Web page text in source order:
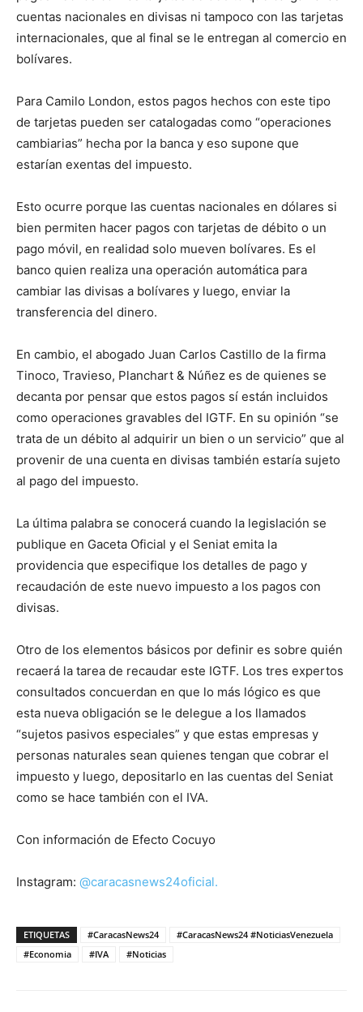
cuentas nacionales en divisas ni tampoco con las tarjetas
internacionales, que al final se le entregan al comercio en
bolívares.
Para Camilo London, estos pagos hechos con este tipo
de tarjetas pueden ser catalogadas como “operaciones
cambiarias” hecha por la banca y eso supone que
estarían exentas del impuesto.
Esto ocurre porque las cuentas nacionales en dólares si
bien permiten hacer pagos con tarjetas de débito o un
pago móvil, en realidad solo mueven bolívares. Es el
banco quien realiza una operación automática para
cambiar las divisas a bolívares y luego, enviar la
transferencia del dinero.
En cambio, el abogado Juan Carlos Castillo de la firma
Tinoco, Travieso, Planchart & Núñez es de quienes se
decanta por pensar que estos pagos sí están incluidos
como operaciones gravables del IGTF. En su opinión “se
trata de un débito al adquirir un bien o un servicio” que al
provenir de una cuenta en divisas también estaría sujeto
al pago del impuesto.
La última palabra se conocerá cuando la legislación se
publique en Gaceta Oficial y el Seniat emita la
providencia que especifique los detalles de pago y
recaudación de este nuevo impuesto a los pagos con
divisas.
Otro de los elementos básicos por definir es sobre quién
recaerá la tarea de recaudar este IGTF. Los tres expertos
consultados concuerdan en que lo más lógico es que
esta nueva obligación se le delegue a los llamados
“sujetos pasivos especiales” y que estas empresas y
personas naturales sean quienes tengan que cobrar el
impuesto y luego, depositarlo en las cuentas del Seniat
como se hace también con el IVA.
Con información de Efecto Cocuyo
Instagram: @caracasnews24oficial.
ETIQUETAS #CaracasNews24
#CaracasNews24 #NoticiasVenezuela
#Economia
#IVA #Noticias